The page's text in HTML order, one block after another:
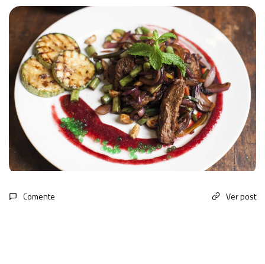
Comente Ver post